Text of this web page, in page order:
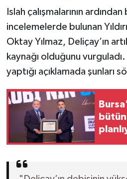
Islah çalışmalarının
incelemelerde bulunan
Oktay Yılmaz, Deliçay’ın
kaynağı olduğunu vurguladı.
yaptığı açıklamada şunları